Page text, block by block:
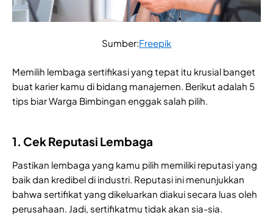
Sumber:Freepik
Memilih lembaga sertifikasi yang tepat itu krusial banget
buat karier kamu di bidang manajemen. Berikut adalah 5
tips biar Warga Bimbingan enggak salah pilih.
1. Cek Reputasi Lembaga
Pastikan lembaga yang kamu pilih memiliki reputasi yang
baik dan kredibel di industri. Reputasi ini menunjukkan
bahwa sertifikat yang dikeluarkan diakui secara luas oleh
perusahaan. Jadi, sertifikatmu tidak akan sia-sia.